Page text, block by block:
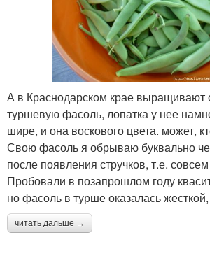
А в Краснодарском крае выращивают
туршевую фасоль, лопатка у нее
шире, и она воскового цвета. может,
Свою фасоль я обрываю буквально
после появления стручков, т.е.
Пробовали в позапрошлом году
но фасоль в турше оказалась
читать дальше →